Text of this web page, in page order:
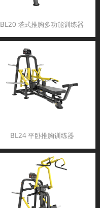
BL20 塔式推胸多功能训练器
BL24 平卧推胸训练器